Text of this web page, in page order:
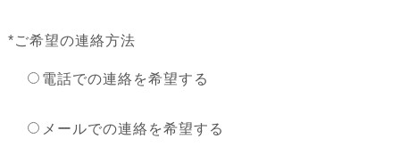
*ご希望の連絡方法
電話での連絡を希望する
メールでの連絡を希望する